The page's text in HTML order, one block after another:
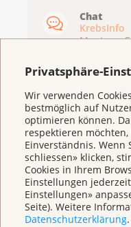
Privatsphäre-
Wir verwenden
bestmöglich auf
optimieren können.
respektieren
Einverständnis. Wenn
schliessen» klicken,
Cookies in Ihrem
Einstellungen
Einstellungen»
Seite). Weitere
Datenschutzerklärung.
Chat
KrebsInfo
Montag –
Weitere Themen